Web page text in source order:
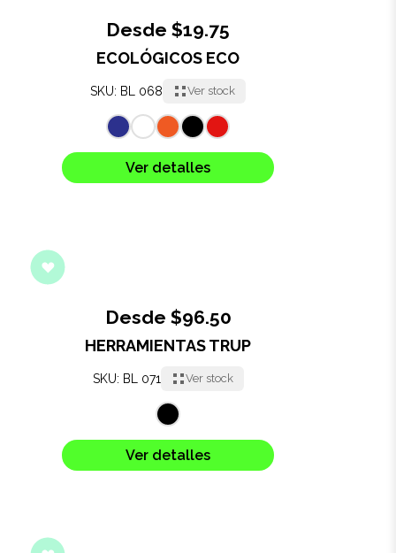
Desde $19.75
ECOLÓGICOS ECO
SKU: BL 068 Ver stock
Ver detalles
Desde $96.50
HERRAMIENTAS TRUP
SKU: BL 071 Ver stock
Ver detalles